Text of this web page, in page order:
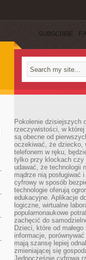
SUBSCRIBE
Pokolenie dzisiejszych
rzeczywistości, w
są obecne od
oczekiwać, że dziecko,
telefonem w ręku,
tylko przy klockach czy
udawać, że technologii
mądrze nią posługiwać
cyfrowy w sposób
technologie oferują
edukacyjne. Aplikacje
logiczne, wirtualne
popularnonaukowe
zachęcić do
Dzieci, które od
informacje,
mają szansę lepiej
zmieniającej się
Jednocześnie cyfrowa